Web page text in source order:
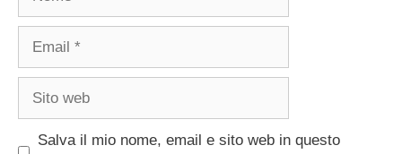
Salva il mio nome, email e sito web in questo